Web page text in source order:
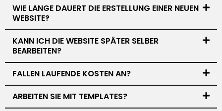
WIE LANGE DAUERT DIE ERSTELLUNG EINER NEUEN
WEBSITE?
KANN ICH DIE WEBSITE SPÄTER SELBER
BEARBEITEN?
FALLEN LAUFENDE KOSTEN AN?
ARBEITEN SIE MIT TEMPLATES?